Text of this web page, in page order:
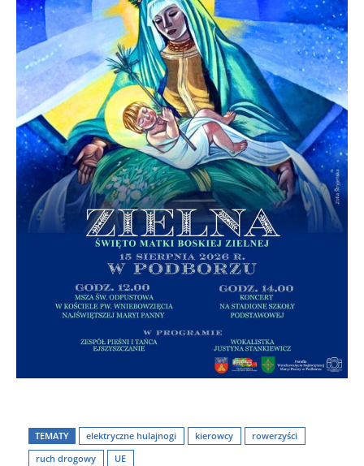
TEMATY elektryczne hulajnogi kierowcy
rowerzyści
ruch drogowy
UE